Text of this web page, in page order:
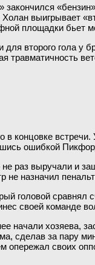
закончился
выигрывает
площадки бьет
второго гола у
концовке
ошибкой
раз выручали и
назначил
головой сравнял
своей команде
начали хозяева,
сделав за пару
своих